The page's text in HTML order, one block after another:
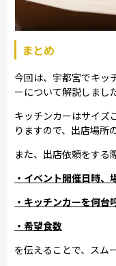
まとめ
今回は、宇都宮でキッ
ーについて解説しまし
キッチンカーはサイズ
りますので、出店場所
また、出店依頼をする
・イベント開催日時、
・キッチンカーを何台
・希望食数
を伝えることで、スム